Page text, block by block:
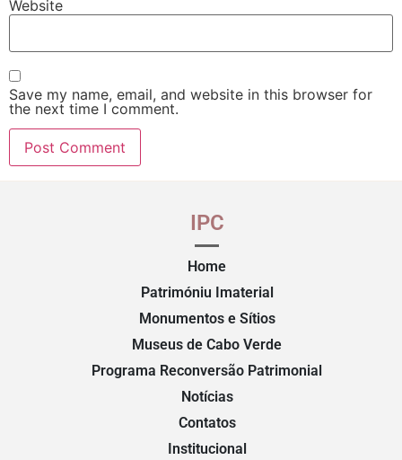
Website
Save my name, email, and website in this browser for
the next time I comment.
IPC
Home
Patrimóniu Imaterial
Monumentos e Sítios
Museus de Cabo Verde
Programa Reconversão Patrimonial
Notícias
Contatos
Institucional